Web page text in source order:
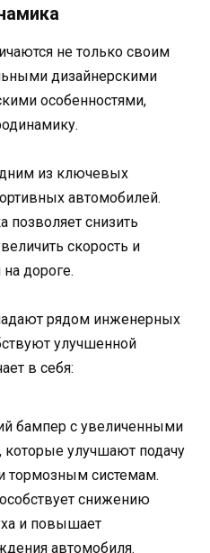
не только своим
дизайнерскими
особенностями,
из ключевых
автомобилей.
позволяет снизить
скорость и
дороге.
рядом инженерных
улучшенной
в себя:
бампер с увеличенными
которые улучшают подачу
тормозным системам.
снижению
и повышает
автомобиля.